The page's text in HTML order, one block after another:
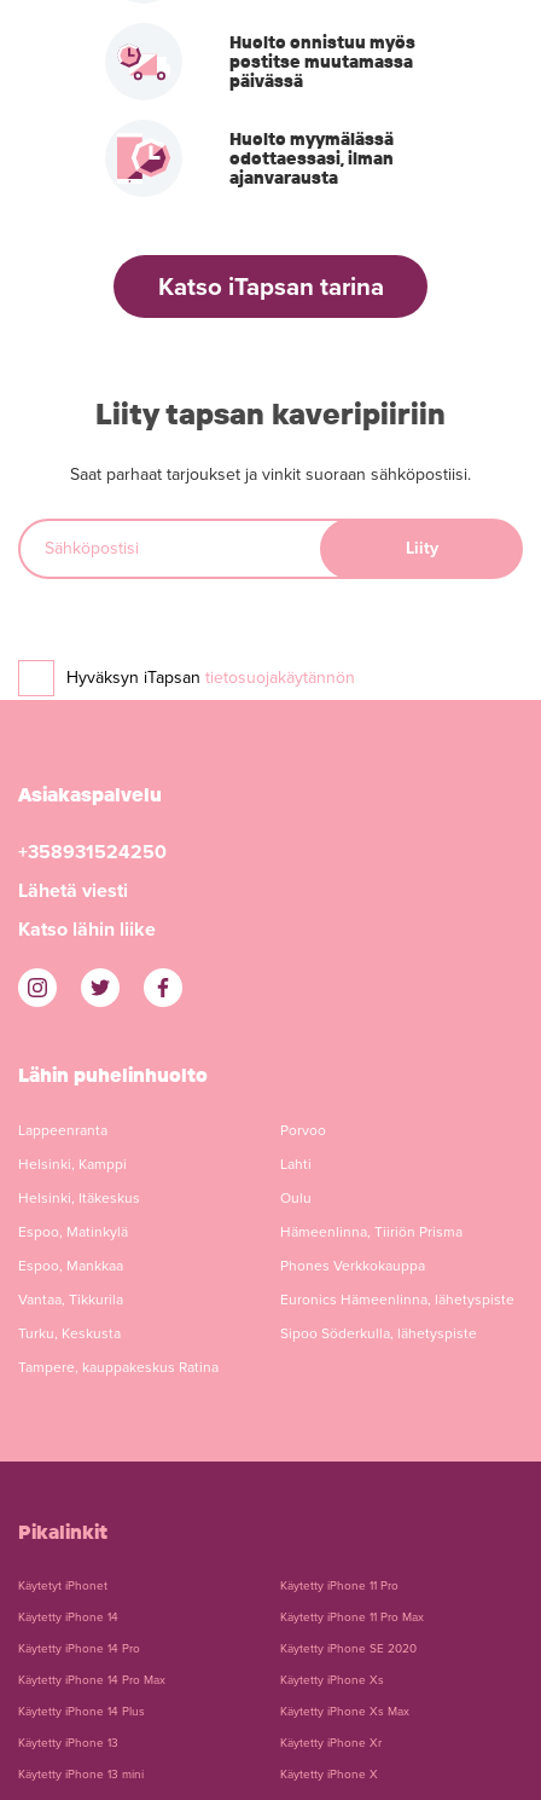
Huolto onnistuu myös
postitse muutamassa
päivässä
Huolto myymälässä
odottaessasi, ilman
ajanvarausta
Katso iTapsan tarina
Liity tapsan kaveripiiriin
Saat parhaat tarjoukset ja vinkit suoraan sähköpostiisi.
Hyväksyn iTapsan tietosuojakäytännön
Asiakaspalvelu
+358931524250
Lähetä viesti
Katso lähin liike
Lähin puhelinhuolto
Lappeenranta
Helsinki, Kamppi
Helsinki, Itäkeskus
Espoo, Matinkylä
Espoo, Mankkaa
Vantaa, Tikkurila
Turku, Keskusta
Tampere, kauppakeskus Ratina
Porvoo
Lahti
Oulu
Hämeenlinna, Tiiriön Prisma
Phones Verkkokauppa
Euronics Hämeenlinna, lähetyspiste
Sipoo Söderkulla, lähetyspiste
Pikalinkit
Käytetyt iPhonet
Käytetty iPhone 14
Käytetty iPhone 14 Pro
Käytetty iPhone 14 Pro Max
Käytetty iPhone 14 Plus
Käytetty iPhone 13
Käytetty iPhone 13 mini
Käytetty iPhone 11 Pro
Käytetty iPhone 11 Pro Max
Käytetty iPhone SE 2020
Käytetty iPhone Xs
Käytetty iPhone Xs Max
Käytetty iPhone Xr
Käytetty iPhone X